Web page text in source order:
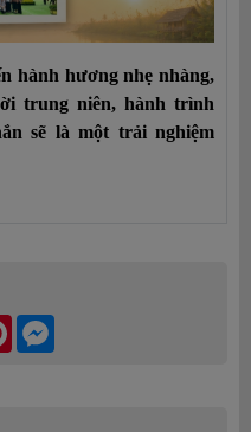
hành hương nhẹ nhàng,
trung niên, hành trình
sẽ là một trải nghiệm
Pinterest